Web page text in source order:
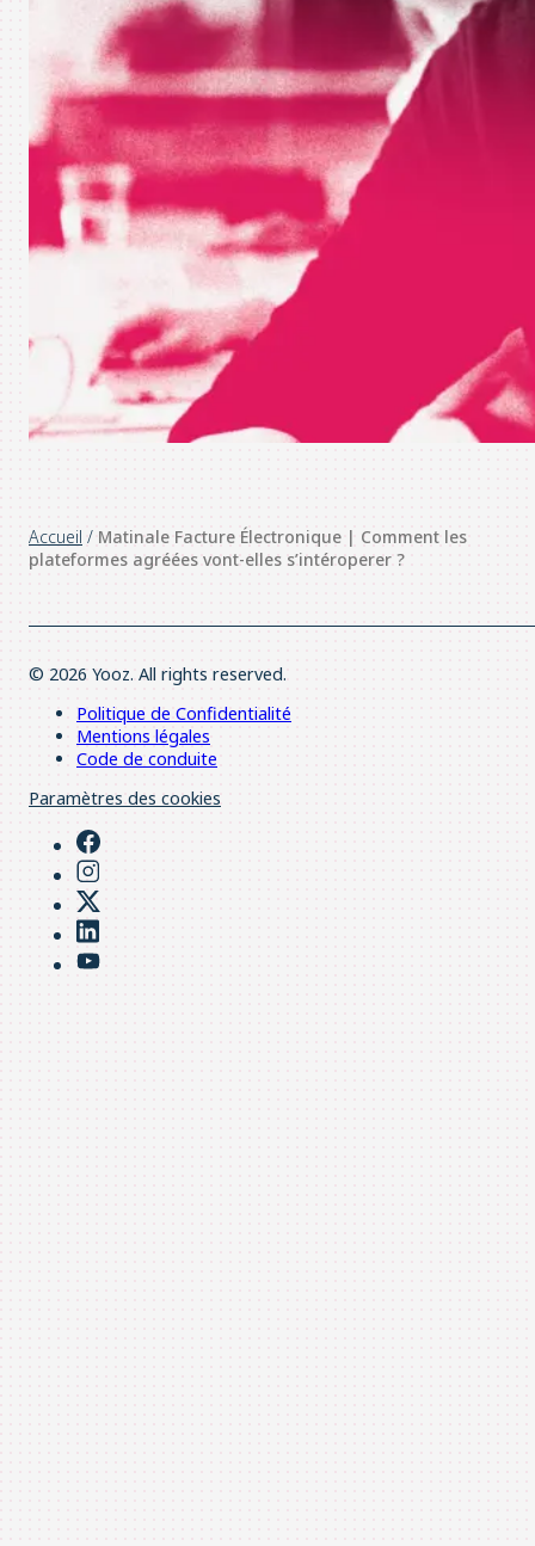
Accueil / Matinale Facture Électronique | Comment les
plateformes agréées vont-elles s’intéroperer ?
© 2026 Yooz. All rights reserved.
Politique de Confidentialité
Mentions légales
Code de conduite
Paramètres des cookies